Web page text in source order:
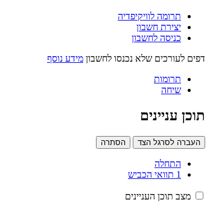
תרומה לוויקיפדיה
יצירת חשבון
כניסה לחשבון
דפים לעורכים שלא נכנסו לחשבון מידע נוסף
תרומות
שיחה
תוכן עניינים
העברה לסרגל הצד הסתרה
התחלה
1 תוואי הכביש
מצב תוכן העניינים